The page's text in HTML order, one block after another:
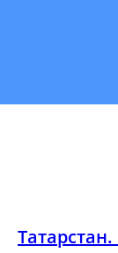
Татарстан.